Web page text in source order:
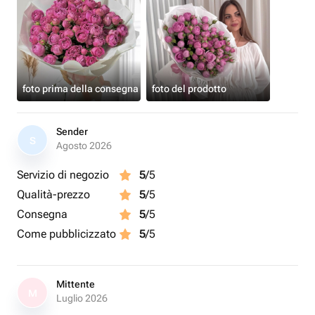
foto prima della consegna foto del prodotto
S
Sender
Agosto 2026
Servizio di negozio 5/5
Qualità-prezzo
5/5
Consegna
5/5
Come pubblicizzato
5/5
Mittente
Luglio 2026